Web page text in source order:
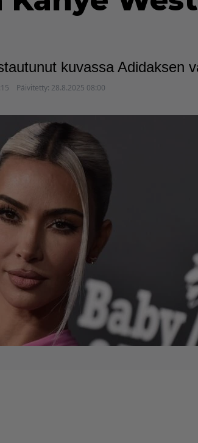
kuvassa Adidaksen
Päivitetty: 28.8.2025 08:00